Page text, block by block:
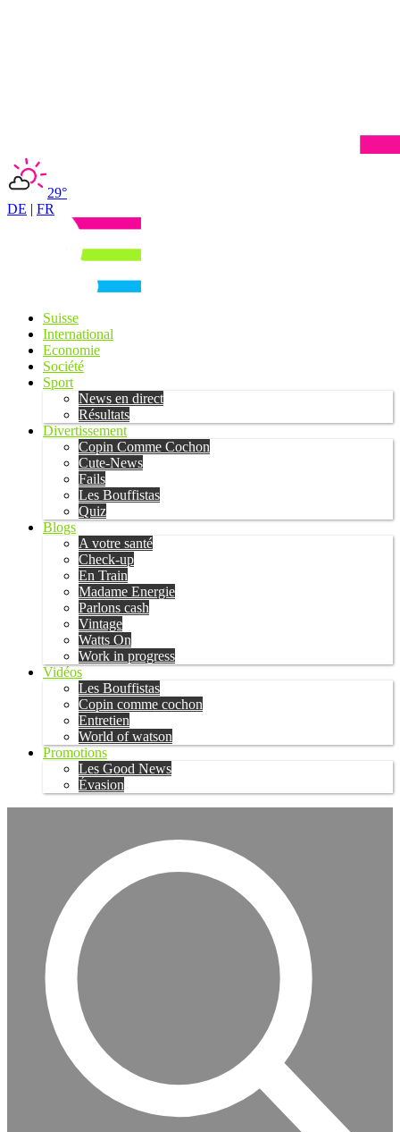
29°
DE | FR
Suisse
International
Economie
Société
Sport
News en direct
Résultats
Divertissement
Copin Comme Cochon
Cute-News
Fails
Les Bouffistas
Quiz
Blogs
A votre santé
Check-up
En Train
Madame Energie
Parlons cash
Vintage
Watts On
Work in progress
Vidéos
Les Bouffistas
Copin comme cochon
Entretien
World of watson
Promotions
Les Good News
Évasion